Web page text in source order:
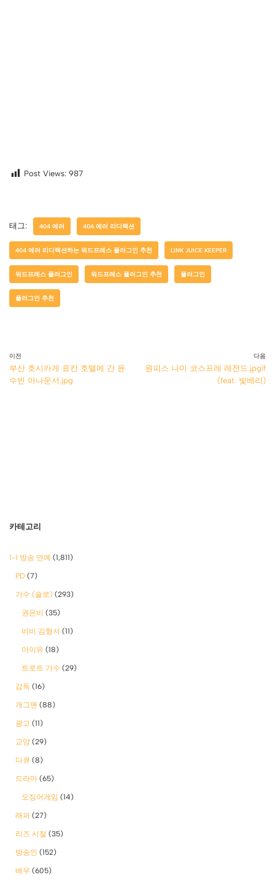
Post Views: 987
태그: 404 에러 404 에러 리디렉션
404 에러 리디렉션하는 워드프레스 플러그인 추천 LINK JUICE KEEPER
워드프레스 플러그인 워드프레스 플러그인 추천 플러그인
플러그인 추천
이전
부산 호시카게 료칸 호텔에 간 윤
수빈 아나운서.jpg
다음
원피스 나미 코스프레 레전드.jpgif
(feat. 빛베리)
카테고리
1-1 방송 연예 (1,811)
PD (7)
가수 (솔로) (293)
권은비 (35)
비비 김형서 (11)
아이유 (18)
트로트 가수 (29)
감독 (16)
개그맨 (88)
광고 (11)
교양 (29)
다큐 (8)
드라마 (65)
오징어게임 (14)
래퍼 (27)
리즈 시절 (35)
방송인 (152)
배우 (605)